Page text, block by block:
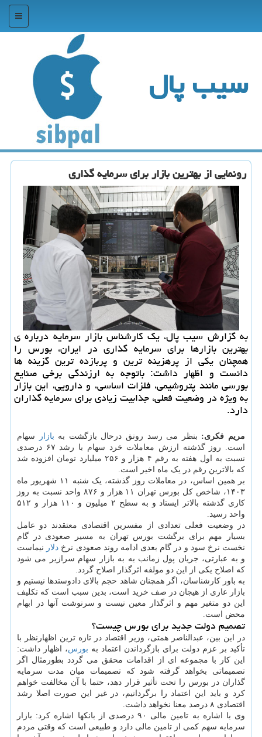
منو
سیب پال
رونمایی از بهترین بازار برای سرمایه گذاری
به گزارش سیب پال، یک کارشناس بازار سرمایه درباره ی
بهترین بازارها برای سرمایه گذاری در ایران، بورس را
همچنان یکی از پرهزینه ترین و پربازده ترین گزینه ها
دانست و اظهار داشت: باتوجه به ارزندگی برخی صنایع
بورسی مانند پتروشیمی، فلزات اساسی، و دارویی، این بازار
به ویژه در وضعیت فعلی، جذابیت زیادی برای سرمایه گذاران
دارد.
مریم فکری: بنظر می رسد رونق درحال بازگشت به بازار
سهام
است. روز گذشته ارزش معاملات خرد سهام با رشد ۶۷ درصدی
نسبت به اول هفته به رقم ۴ هزار و ۲۵۶ میلیارد تومان افزوده شد
که بالاترین رقم در یک ماه اخیر است.
بر همین اساس، در معاملات روز گذشته، یک شنبه ۱۱ شهریور ماه
۱۴۰۳، شاخص کل بورس تهران ۱۱ هزار و ۸۷۶ واحد نسبت به روز
کاری گذشته بالاتر ایستاد و به سطح ۲ میلیون و ۱۱۰ هزار و ۵۱۲
واحد رسید.
در وضعیت فعلی تعدادی از مفسرین اقتصادی معتقدند دو عامل
بسیار مهم برای برگشت بورس تهران به مسیر صعودی در گام
نخست نرخ سود و در گام بعدی ادامه روند صعودی نرخ دلار نیماست
و به عبارتی، جریان پول زمانب به به بازار سهام سرازیر می شود
که اصلاح یکی از این دو مولفه اثرگذار اصلاح گردد.
به باور کارشناسان، اگر همچنان شاهد حجم بالای دادوستدها نیستیم و
بازار عاری از هیجان در صف خرید است، بدین سبب است که تکلیف
این دو متغیر مهم و اثرگذار معین نیست و سرنوشت آنها در ابهام
محض است.
تصمیم دولت جدید برای بورس چیست؟
در این بین، عبدالناصر همتی، وزیر اقتصاد در تازه ترین اظهارنظر با
تأکید بر عزم دولت برای بازگرداندن اعتماد به بورس، اظهار داشت:
این کار با مجموعه ای از اقدامات محقق می گردد بطورمثال اگر
تصمیماتی بخواهد گرفته شود که تصمیمات میان مدت سرمایه
گذاران در بورس را تحت تأثیر قرار دهد، حتما با آن مخالفت خواهم
کرد و باید این اعتماد را برگردانیم، در غیر این صورت اصلا رشد
اقتصادی ۸ درصد معنا نخواهد داشت.
وی با اشاره به تامین مالی ۹۰ درصدی از بانکها اشاره کرد: بازار
سرمایه سهم کمی از تامین مالی دارد و طبیعی است که وقتی مردم